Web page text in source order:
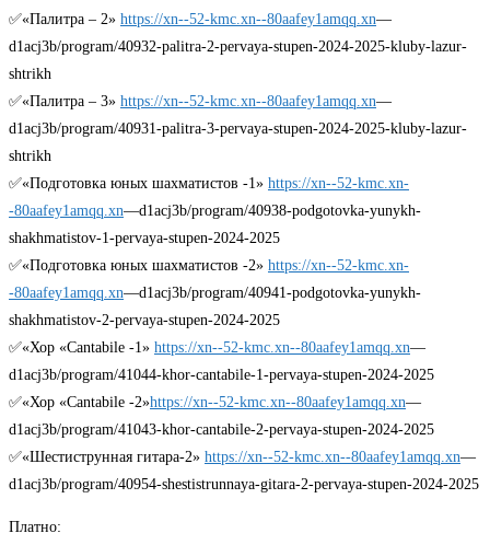
✅«Палитра – 2» https://xn--52-kmc.xn--80aafey1amqq.xn—
d1acj3b/program/40932-palitra-2-pervaya-stupen-2024-2025-kluby-lazur-
shtrikh
✅«Палитра – 3» https://xn--52-kmc.xn--80aafey1amqq.xn—
d1acj3b/program/40931-palitra-3-pervaya-stupen-2024-2025-kluby-lazur-
shtrikh
✅«Подготовка юных шахматистов -1» https://xn--52-kmc.xn-
-80aafey1amqq.xn—d1acj3b/program/40938-podgotovka-yunykh-
shakhmatistov-1-pervaya-stupen-2024-2025
✅«Подготовка юных шахматистов -2» https://xn--52-kmc.xn-
-80aafey1amqq.xn—d1acj3b/program/40941-podgotovka-yunykh-
shakhmatistov-2-pervaya-stupen-2024-2025
✅«Хор «Cantabile -1» https://xn--52-kmc.xn--80aafey1amqq.xn—
d1acj3b/program/41044-khor-cantabile-1-pervaya-stupen-2024-2025
✅«Хор «Cantabile -2»https://xn--52-kmc.xn--80aafey1amqq.xn—
d1acj3b/program/41043-khor-cantabile-2-pervaya-stupen-2024-2025
✅«Шестиструнная гитара-2» https://xn--52-kmc.xn--80aafey1amqq.xn—
d1acj3b/program/40954-shestistrunnaya-gitara-2-pervaya-stupen-2024-2025
Платно: